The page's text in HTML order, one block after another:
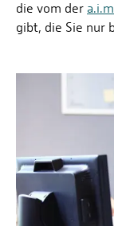
die vom der
gibt, die Sie nur